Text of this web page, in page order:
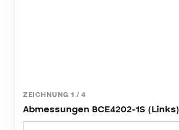
ZEICHNUNG 1 / 4
Abmessungen BCE4202-1S (Links)